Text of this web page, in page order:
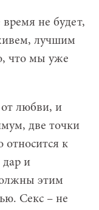
не будет,
лучшим
что мы уже
от любви, и
две точки
относится к
дар и
этим
Секс – не